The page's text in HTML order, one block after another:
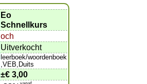
Eo
Schnellkurs
och
Uitverkocht
leerboek/woordenboek
,VEB,Duits
±€ 3,00